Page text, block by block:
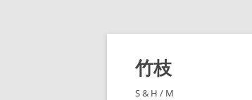
跳
正
文
竹枝
S & H / M